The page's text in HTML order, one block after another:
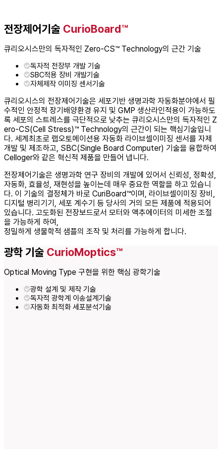
전장제어기술 CurioBoard™
큐리오시스만의 독자적인 Zero-CS™ Technology의 근간 기술
독자적 전장부 개발 기술
SBC적용 장비 개발기술
자체제작 이미징 센서기술
큐리오시스의 전장제어기술은 세포기반 생명과학 자동화분야에서 필
수적인 안정적 장기배양환경 유지 및 GMP 생산라인적용이 가능하도
록 세포의 스트레스를 극단적으로 낮추는 큐리오시스만의 독자적인 Z
ero-CS(Cell Stress)™ Technology의 근간이 되는 핵심기술입니
다. 세계최초로 랩오토메이션용 자동화 라이브셀이미징 센서를 자제
개발 및 제조하고, SBC(Single Board Computer) 기술을 융합하여
Celloger와 같은 혁신적 제품을 만들어 냅니다.
전장제어기술은 생명과학 연구 장비의 개발에 있어서 신뢰성, 정확성,
자동화, 효율성, 재현성을 높이는데 매우 중요한 역할을 하고 있습니
다. 이 기술의 결정체가 바로 CuriBoard™이며, 라이브셀이미징 장비,
디지털 병리기기, 세포 계수기 등 당사의 거의 모든 제품에 적용되어
있습니다. 고도화된 전장보드로서 모터와 액추에이터의 미세한 조절
을 가능하게 하여,
정밀하게 생물학적 샘플의 조작 및 처리를 가능하게 합니다.
광학 기술 CurioMoptics™
Optical Moving Type 구현을 위한 핵심 광학기술
광학 설계 및 제작 기술
독자적 광학계 이송설계기술
자동화 최적화 세포분석기술